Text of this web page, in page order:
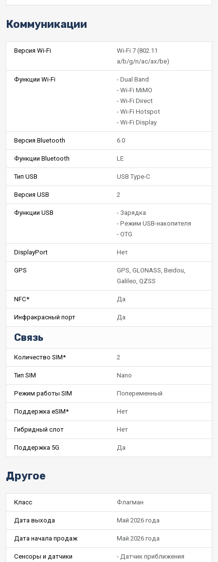
Коммуникации
Версия Wi-Fi
Wi-Fi 7 (802.11
a/b/g/n/ac/ax/be)
Функции Wi-Fi
- Dual Band
- Wi-Fi MiMO
- Wi-Fi Direct
- Wi-Fi Hotspot
- Wi-Fi Display
Версия Bluetooth 6.0
Функции Bluetooth LE
Тип USB USB Type-C
Версия USB 2
Функции USB
- Зарядка
- Режим USB-накопителя
- OTG
DisplayPort Нет
GPS
GPS, GLONASS, Beidou,
Galileo, QZSS
NFC* Да
Инфракрасный порт Да
Связь
Количество SIM* 2
Тип SIM Nano
Режим работы SIM Попеременный
Поддержка eSIM* Нет
Гибридный слот Нет
Поддержка 5G Да
Другое
Класс Флагман
Дата выхода Май 2026 года
Дата начала продаж Май 2026 года
Сенсоры и датчики - Датчик приближения